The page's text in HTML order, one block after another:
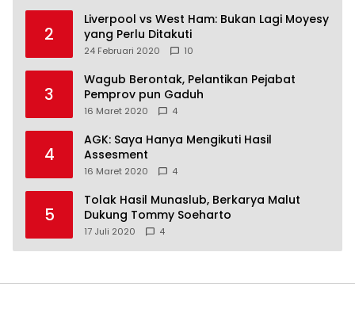
2
Liverpool vs West Ham: Bukan Lagi Moyesy
yang Perlu Ditakuti
24 Februari 2020 10
3
Wagub Berontak, Pelantikan Pejabat
Pemprov pun Gaduh
16 Maret 2020 4
4
AGK: Saya Hanya Mengikuti Hasil
Assesment
16 Maret 2020 4
5
Tolak Hasil Munaslub, Berkarya Malut
Dukung Tommy Soeharto
17 Juli 2020 4